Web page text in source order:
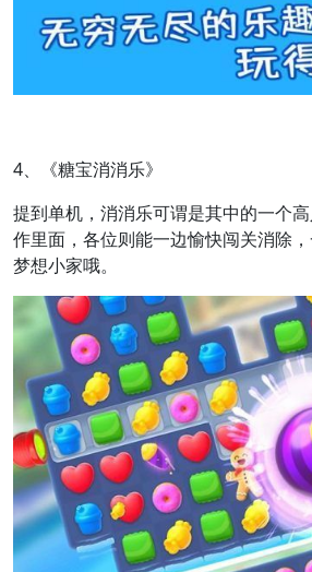
4、《糖宝消消乐》
提到单机，消消乐可谓是其中的一个
作里面，各位则能一边愉快闯关消除
梦想小家哦。